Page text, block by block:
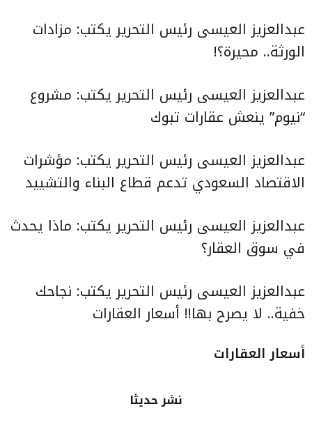
عبدالعزيز العيسى رئيس التحرير يكتب: مزادات
الورثة.. محيرة؟!
عبدالعزيز العيسى رئيس التحرير يكتب: مشروع
“نيوم” ينعش عقارات تبوك
عبدالعزيز العيسى رئيس التحرير يكتب: مؤشرات
الاقتصاد السعودي تدعم قطاع البناء والتشييد
عبدالعزيز العيسى رئيس التحرير يكتب: ماذا يحدث
في سوق العقار؟
عبدالعزيز العيسى رئيس التحرير يكتب: نجاحك
خفية.. لا يصرح بها!! أسعار العقارات
أسعار العقارات
نشر حديثا